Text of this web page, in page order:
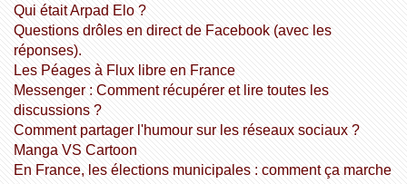
Qui était Arpad Elo ?
Questions drôles en direct de Facebook (avec les
réponses).
Les Péages à Flux libre en France
Messenger : Comment récupérer et lire toutes les
discussions ?
Comment partager l'humour sur les réseaux sociaux ?
Manga VS Cartoon
En France, les élections municipales : comment ça marche